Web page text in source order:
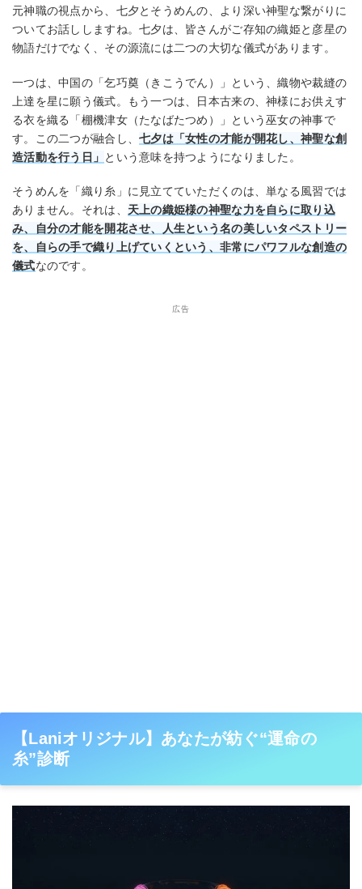
元神職の視点から、七夕とそうめんの、より深い神聖な繋がりに
ついてお話ししますね。七夕は、皆さんがご存知の織姫と彦星の
物語だけでなく、その源流には二つの大切な儀式があります。
一つは、中国の「乞巧奠（きこうでん）」という、織物や裁縫の
上達を星に願う儀式。もう一つは、日本古来の、神様にお供えす
る衣を織る「棚機津女（たなばたつめ）」という巫女の神事で
す。この二つが融合し、七夕は「女性の才能が開花し、神聖な創
造活動を行う日」 という意味を持つようになりました。
そうめんを「織り糸」に見立てていただくのは、単なる風習では
ありません。それは、 天上の織姫様の神聖な力を自らに取り込
み、自分の才能を開花させ、人生という名の美しいタペストリー
を、自らの手で織り上げていくという、非常にパワフルな創造の
儀式なのです。
広告
【Laniオリジナル】あなたが紡ぐ“運命の
糸”診断